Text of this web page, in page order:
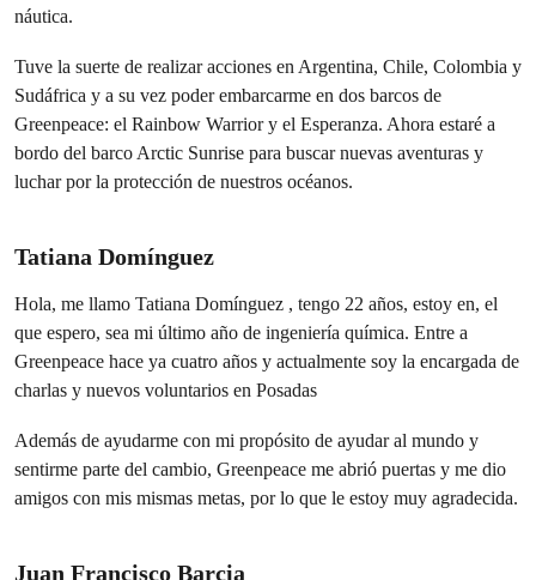
náutica.
Tuve la suerte de realizar acciones en Argentina, Chile, Colombia y
Sudáfrica y a su vez poder embarcarme en dos barcos de
Greenpeace: el Rainbow Warrior y el Esperanza. Ahora estaré a
bordo del barco Arctic Sunrise para buscar nuevas aventuras y
luchar por la protección de nuestros océanos.
Tatiana Domínguez
Hola, me llamo Tatiana Domínguez , tengo 22 años, estoy en, el
que espero, sea mi último año de ingeniería química. Entre a
Greenpeace hace ya cuatro años y actualmente soy la encargada de
charlas y nuevos voluntarios en Posadas
Además de ayudarme con mi propósito de ayudar al mundo y
sentirme parte del cambio, Greenpeace me abrió puertas y me dio
amigos con mis mismas metas, por lo que le estoy muy agradecida.
Juan Francisco Barcia